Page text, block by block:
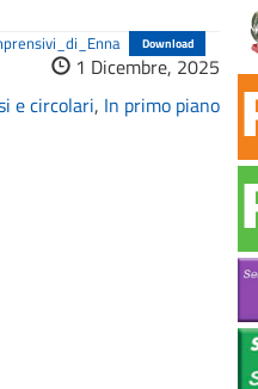
Download
1 Dicembre, 2025
e circolari, In primo piano